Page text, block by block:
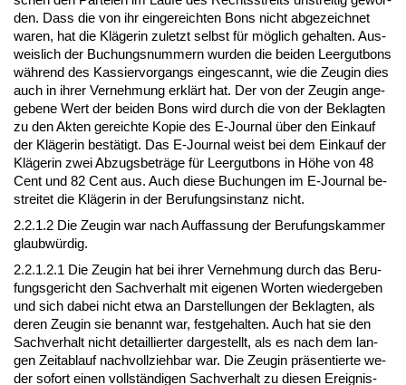
den. Dass die von ihr ein­ge­reich­ten Bons nicht ab­ge­zeich­net
wa­ren, hat die Kläge­rin zu­letzt selbst für möglich ge­hal­ten. Aus­
weis­lich der Bu­chungs­num­mern wur­den die bei­den Leer­gut­bons
während des Kas­sier­vor­gangs ein­ge­scannt, wie die Zeu­gin dies
auch in ih­rer Ver­neh­mung erklärt hat. Der von der Zeu­gin an­ge­
ge­be­ne Wert der bei­den Bons wird durch die von der Be­klag­ten
zu den Ak­ten ge­reich­te Ko­pie des E-Jour­nal über den Ein­kauf
der Kläge­rin bestätigt. Das E-Jour­nal weist bei dem Ein­kauf der
Kläge­rin zwei Ab­zugs­beträge für Leer­gut­bons in Höhe von 48
Cent und 82 Cent aus. Auch die­se Bu­chun­gen im E-Jour­nal be­
strei­tet die Kläge­rin in der Be­ru­fungs­in­stanz nicht.
2.2.1.2 Die Zeu­gin war nach Auf­fas­sung der Be­ru­fungs­kam­mer
glaubwürdig.
2.2.1.2.1 Die Zeu­gin hat bei ih­rer Ver­neh­mung durch das Be­ru­
fungs­ge­richt den Sach­ver­halt mit ei­ge­nen Wor­ten wie­der­ge­ben
und sich da­bei nicht et­wa an Dar­stel­lun­gen der Be­klag­ten, als
de­ren Zeu­gin sie be­nannt war, fest­ge­hal­ten. Auch hat sie den
Sach­ver­halt nicht de­tail­lier­ter dar­ge­stellt, als es nach dem lan­
gen Zeit­ab­lauf nach­voll­zieh­bar war. Die Zeu­gin präsen­tier­te we­
der so­fort ei­nen vollständi­gen Sach­ver­halt zu die­sen Er­eig­nis­